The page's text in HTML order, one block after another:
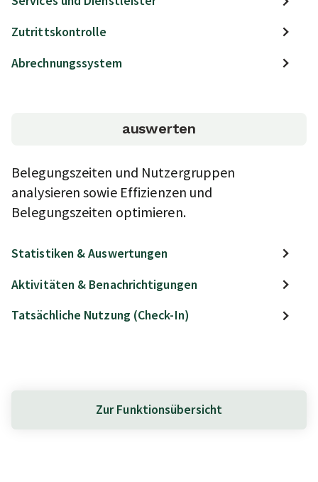
Zutrittskontrolle
Abrechnungssystem
auswerten
Belegungszeiten und Nutzergruppen
analysieren sowie Effizienzen und
Belegungszeiten optimieren.
Statistiken & Auswertungen
Aktivitäten & Benachrichtigungen
Tatsächliche Nutzung (Check-In)
Zur Funktionsübersicht